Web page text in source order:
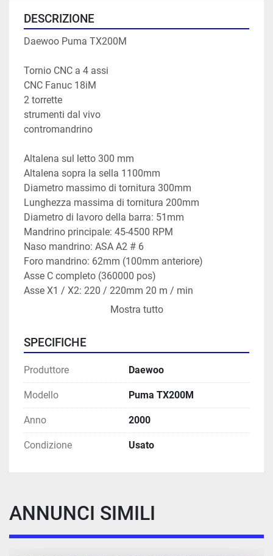
DESCRIZIONE
Daewoo Puma TX200M
Tornio CNC a 4 assi
CNC Fanuc 18iM
2 torrette
strumenti dal vivo
contromandrino
Altalena sul letto 300 mm
Altalena sopra la sella 1100mm
Diametro massimo di tornitura 300mm
Lunghezza massima di tornitura 200mm
Diametro di lavoro della barra: 51mm
Mandrino principale: 45-4500 RPM
Naso mandrino: ASA A2 # 6
Foro mandrino: 62mm (100mm anteriore)
Asse C completo (360000 pos)
Asse X1 / X2: 220 / 220mm 20 m / min
Asse Z1 / Z2 250 / 800mm 24 m / min
utensili attivi 40 - 4000 giri / min - max 3,7 kW
Motore mandrino sinistro / destro max 15 kW
Peso 7400 kg
Questa macchina può essere ispezionata sotto
tensione nel nostro magazzino di Gussago BS Italia
Mostra tutto
SPECIFICHE
Produttore Daewoo
Modello Puma TX200M
Anno 2000
Condizione Usato
ANNUNCI SIMILI